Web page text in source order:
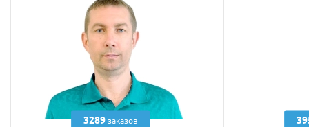
3289заказов